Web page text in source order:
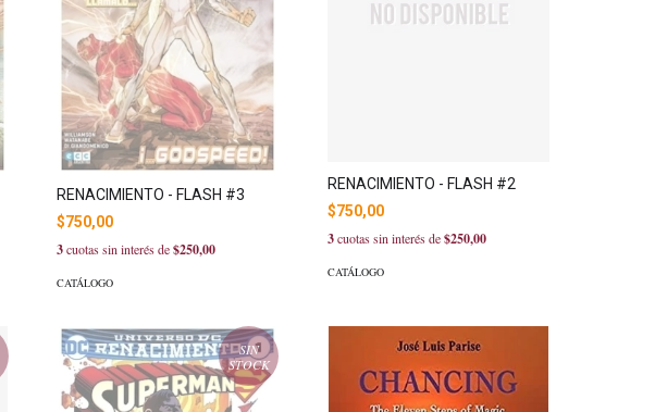
RENACIMIENTO - FLASH #3
$750,00
3cuotas sin interés de$250,00
CATÁLOGO
RENACIMIENTO - FLASH #2
$750,00
3cuotas sin interés de$250,00
CATÁLOGO
SIN
STOCK